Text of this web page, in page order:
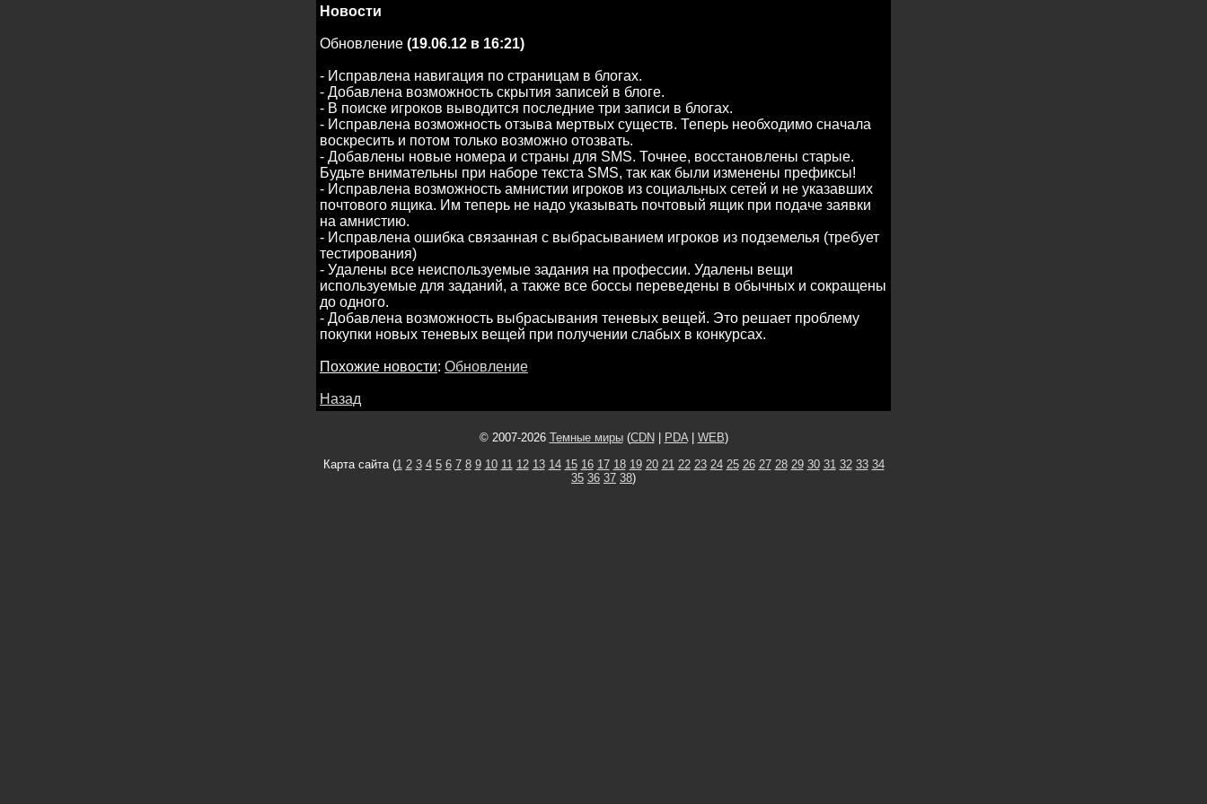
Новости
Обновление (19.06.12 в 16:21)
- Исправлена навигация по страницам в блогах.
- Добавлена возможность скрытия записей в блоге.
- В поиске игроков выводится последние три записи в блогах.
- Исправлена возможность отзыва мертвых существ. Теперь необходимо сначала
воскресить и потом только возможно отозвать.
- Добавлены новые номера и страны для SMS. Точнее, восстановлены старые.
Будьте внимательны при наборе текста SMS, так как были изменены префиксы!
- Исправлена возможность амнистии игроков из социальных сетей и не указавших
почтового ящика. Им теперь не надо указывать почтовый ящик при подаче заявки
на амнистию.
- Исправлена ошибка связанная с выбрасыванием игроков из подземелья (требует
тестирования)
- Удалены все неиспользуемые задания на профессии. Удалены вещи
используемые для заданий, а также все боссы переведены в обычных и сокращены
до одного.
- Добавлена возможность выбрасывания теневых вещей. Это решает проблему
покупки новых теневых вещей при получении слабых в конкурсах.
Похожие новости: Обновление
Назад
© 2007-2026 Темные миры(CDN PDA| WEB)
Карта сайта (1 2 3 4 5 6 7 8 9 10 11 12 13 14 15 16 17 18 19 20 21 22 23 24 25 26 27 28 29 30 31 32 33 34
35 36 37 38)